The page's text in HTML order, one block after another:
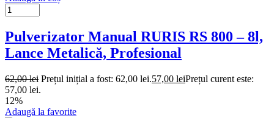
Pulverizator Manual RURIS RS 800 – 8l,
Lance Metalică, Profesional
62,00lei Prețul inițial a fost: 62,00 lei.57,00 leiPrețul curent este:
57,00 lei.
12%
Adaugă la favorite